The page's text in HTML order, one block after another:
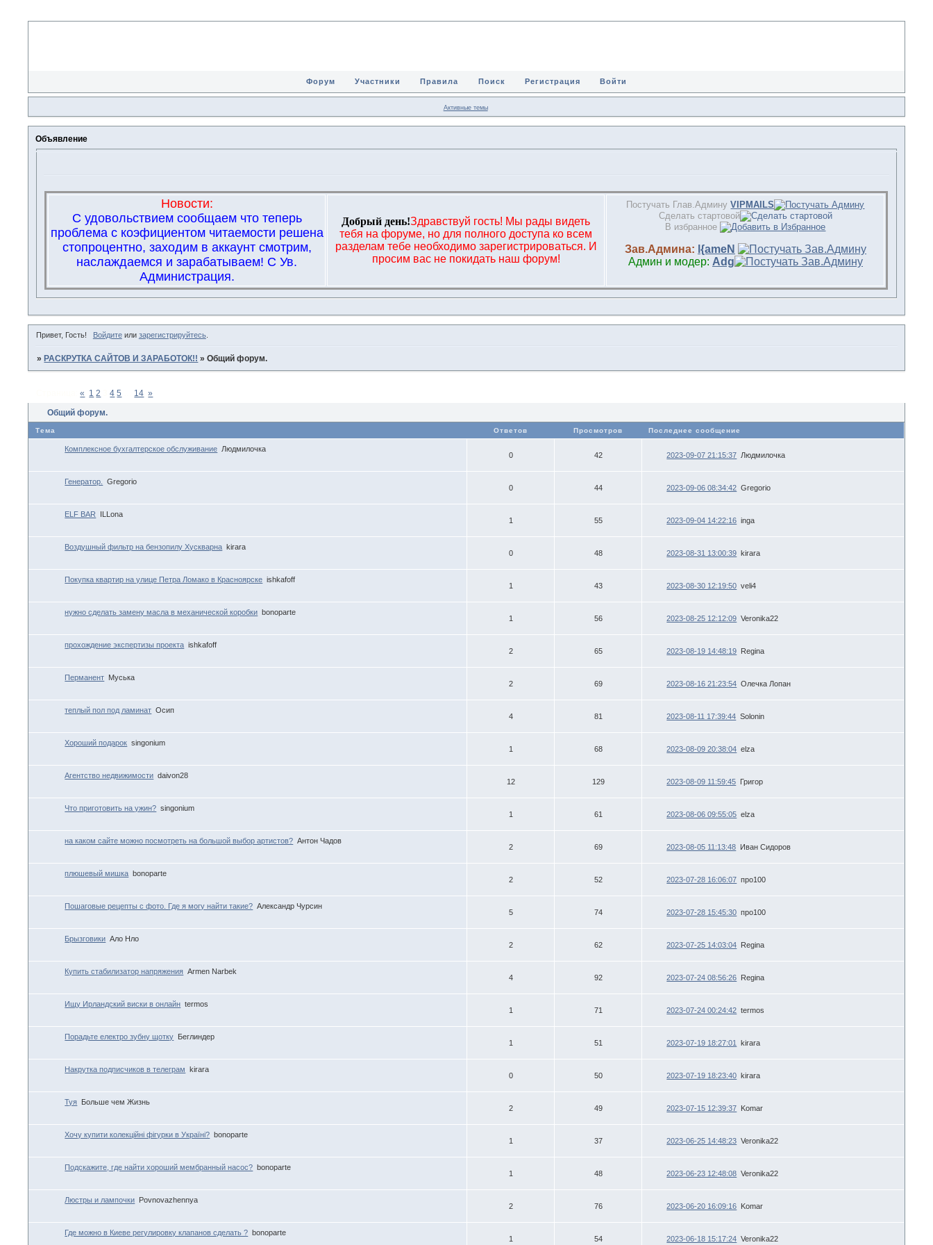
Форум Участники Правила Поиск Регистрация Войти
Активные темы
Объявление
Новости:
С удовольствием сообщаем что теперь
проблема с коэфициентом читаемости решена
стопроцентно, заходим в аккаунт смотрим,
наслаждаемся и зарабатываем! С Ув.
Администрация.
Добрый день!Здравствуй гость! Мы рады видеть
тебя на форуме, но для полного доступа ко всем
разделам тебе необходимо зарегистрироваться. И
просим вас не покидать наш форум!
Постучать Глав.АдминуVIPMAILS
Сделать стартовой
В избранное
Зав.Админа: l{ameN
Админ и модер: Adg
Привет, Гость! Войдитеили зарегистрируйтесь.
» РАСКРУТКА САЙТОВ И ЗАРАБОТОК!! »Общий форум.
Общий форум.
Страница:« 1 2 4 5 14 »
Тема Ответов Просмотров Последнее сообщение
Комплексное бухгалтерское обслуживание Людмилочка
0 42 2023-09-07 21:15:37 Людмилочка
Генератор. Gregorio
0 44 2023-09-06 08:34:42 Gregorio
ELF BAR ILLona
1 55 2023-09-04 14:22:16 inga
Воздушный фильтр на бензопилу Хускварна kirara
0 48 2023-08-31 13:00:39 kirara
Покупка квартир на улице Петра Ломако в Красноярске ishkafoff
1 43 2023-08-30 12:19:50 veli4
нужно сделать замену масла в механической коробки bonoparte
1 56 2023-08-25 12:12:09 Veronika22
прохождение экспертизы проекта ishkafoff
2 65 2023-08-19 14:48:19 Regina
Перманент Муська
2 69 2023-08-16 21:23:54 Олечка Лопан
теплый пол под ламинат Осип
4 81 2023-08-11 17:39:44 Solonin
Хороший подарок singonium
1 68 2023-08-09 20:38:04 elza
Агентство недвижимости daivon28
12 129 2023-08-09 11:59:45 Григор
Что приготовить на ужин? singonium
1 61 2023-08-06 09:55:05 elza
на каком сайте можно посмотреть на большой выбор артистов? Антон Чадов
2 69 2023-08-05 11:13:48 Иван Сидоров
плюшевый мишка bonoparte
2 52 2023-07-28 16:06:07 про100
Пошаговые рецепты с фото. Где я могу найти такие? Александр Чурсин
5 74 2023-07-28 15:45:30 про100
Брызговики Ало Нло
2 62 2023-07-25 14:03:04 Regina
Купить стабилизатор напряжения Armen Narbek
4 92 2023-07-24 08:56:26 Regina
Ищу Ирландский виски в онлайн termos
1 71 2023-07-24 00:24:42 termos
Порадьте електро зубну щотку Беглиндер
1 51 2023-07-19 18:27:01 kirara
Накрутка подписчиков в телеграм kirara
0 50 2023-07-19 18:23:40 kirara
Туя Больше чем Жизнь
2 49 2023-07-15 12:39:37 Komar
Хочу купити колекційні фігурки в Україні? bonoparte
1 37 2023-06-25 14:48:23 Veronika22
Подскажите, где найти хороший мембранный насос? bonoparte
1 48 2023-06-23 12:48:08 Veronika22
Люстры и лампочки Povnovazhennya
2 76 2023-06-20 16:09:16 Komar
Где можно в Киеве регулировку клапанов сделать ? bonoparte
1 54 2023-06-18 15:17:24 Veronika22